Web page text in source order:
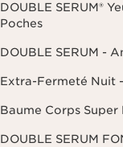
DOUBLE SERUM®
Poches
DOUBLE SERUM -
Extra-Fermeté Nuit
Baume Corps
DOUBLE SERUM